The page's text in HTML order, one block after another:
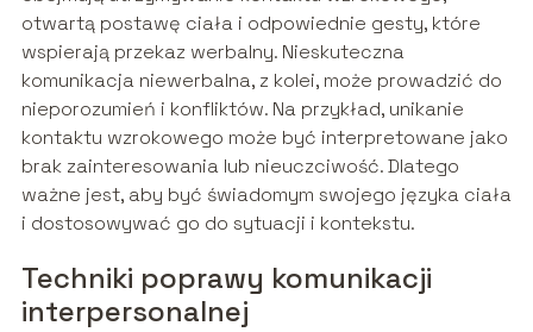
otwartą postawę ciała i odpowiednie gesty, które
wspierają przekaz werbalny. Nieskuteczna
komunikacja niewerbalna, z kolei, może prowadzić do
nieporozumień i konfliktów. Na przykład, unikanie
kontaktu wzrokowego może być interpretowane jako
brak zainteresowania lub nieuczciwość. Dlatego
ważne jest, aby być świadomym swojego języka ciała
i dostosowywać go do sytuacji i kontekstu.
Techniki poprawy komunikacji
interpersonalnej